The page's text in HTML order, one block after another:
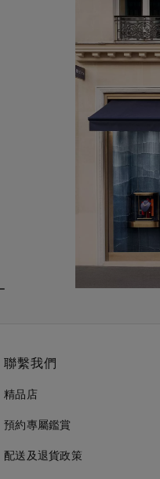
聯繫我們
精品店
預約專屬鑑賞
配送及退貨政策